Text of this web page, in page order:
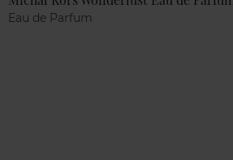
Eau de Parfum